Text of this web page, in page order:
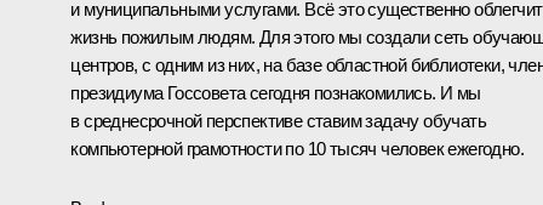
и муниципальными услугами. Всё это существенно облегчит
жизнь пожилым людям. Для этого мы создали сеть
центров, с одним из них, на базе областной библиотеки,
президиума Госсовета сегодня познакомились. И мы
в среднесрочной перспективе ставим задачу обучать
компьютерной грамотности по 10 тысяч человек ежегодно.